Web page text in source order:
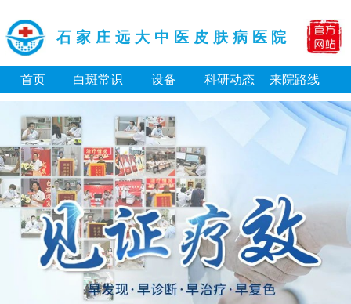
石家庄远大中医皮肤病医院
首页 白斑常识 设备 科研动态 来院路线